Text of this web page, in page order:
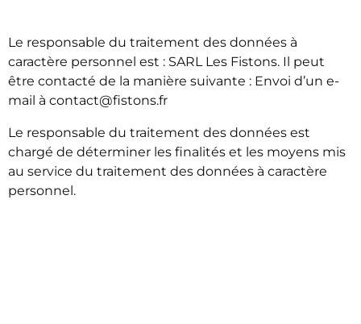
Le responsable du traitement des données à
caractère personnel est : SARL Les Fistons. Il peut
être contacté de la manière suivante : Envoi d’un e-
mail à contact@fistons.fr
Le responsable du traitement des données est
chargé de déterminer les finalités et les moyens mis
au service du traitement des données à caractère
personnel.